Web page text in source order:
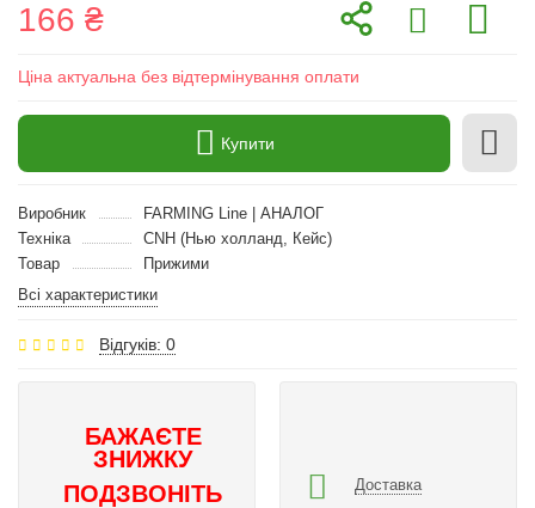
166 ₴
Ціна актуальна без відтермінування оплати
Купити
Виробник
FARMING Line | АНАЛОГ
Техніка
CNH (Нью холланд, Кейс)
Товар
Прижими
Всі характеристики
Відгуків: 0
БАЖАЄТЕ
ЗНИЖКУ
ПОДЗВОНІТЬ
Доставка